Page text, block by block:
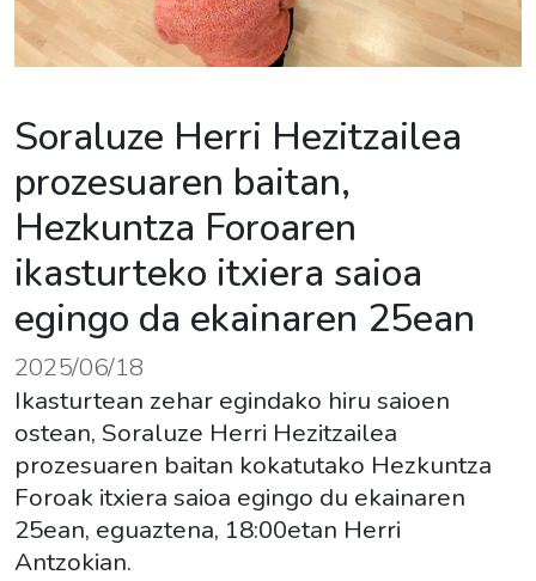
Soraluze Herri Hezitzailea
prozesuaren baitan,
Hezkuntza Foroaren
ikasturteko itxiera saioa
egingo da ekainaren 25ean
2025/06/18
Ikasturtean zehar egindako hiru saioen
ostean, Soraluze Herri Hezitzailea
prozesuaren baitan kokatutako Hezkuntza
Foroak itxiera saioa egingo du ekainaren
25ean, eguaztena, 18:00etan Herri
Antzokian.